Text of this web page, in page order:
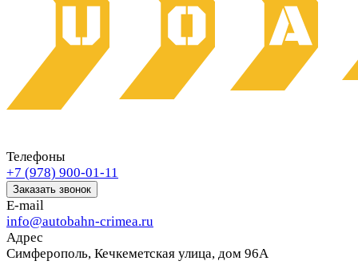
Телефоны
+7 (978) 900-01-11
Заказать звонок
E-mail
info@autobahn-crimea.ru
Адрес
Симферополь, Кечкеметская улица, дом 96А